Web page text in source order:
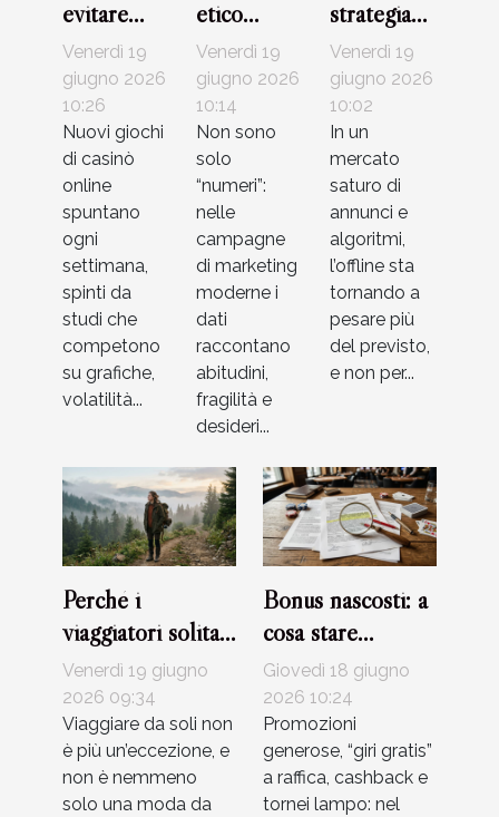
evitare
quando si
scelgono
strategie
per nuovi
giochi di
casinò
Venerdì 19
giugno 2026
10:26
Nuovi giochi
di casinò
online
spuntano
ogni
settimana,
spinti da
studi che
competono
su grafiche,
volatilità...
etico
dietro
l’uso dei
dati nelle
campagne
di
marketing
Venerdì 19
giugno 2026
10:14
Non sono
solo
“numeri”:
nelle
campagne
di marketing
moderne i
dati
raccontano
abitudini,
fragilità e
desideri...
strategia
offline fa la
differenza
in un’era
digitale
Venerdì 19
giugno 2026
10:02
In un
mercato
saturo di
annunci e
algoritmi,
l’offline sta
tornando a
pesare più
del previsto,
e non per...
Perché i
viaggiatori solitari
stanno
riscrivendo le
regole
dell’esplorazione
Venerdì 19 giugno
2026 09:34
Viaggiare da soli non
è più un’eccezione, e
non è nemmeno
solo una moda da
Bonus nascosti: a
cosa stare
davvero attenti
leggendo i
termini dei casinò
Giovedì 18 giugno
2026 10:24
Promozioni
generose, “giri gratis”
a raffica, cashback e
tornei lampo: nel